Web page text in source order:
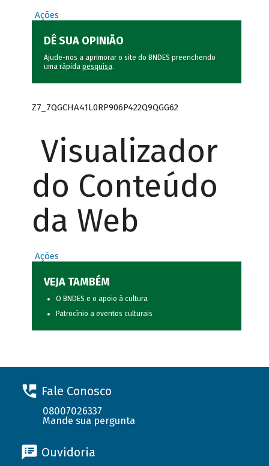
Ações
DÊ SUA OPINIÃO
Ajude-nos a aprimorar o site do BNDES preenchendo
uma rápida pesquisa.
Z7_7QGCHA41L0RP906P422Q9QGG62
Visualizador
do Conteúdo
da Web
Ações
VEJA TAMBÉM
O BNDES e o apoio à cultura
Patrocínio a eventos culturais
Fale Conosco
08007026337
Mande sua pergunta
Ouvidoria